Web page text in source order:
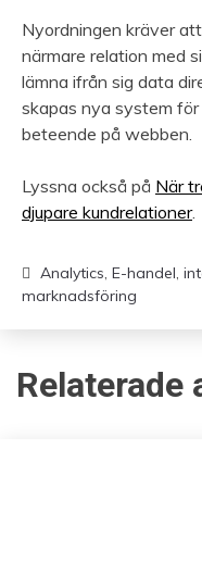
Nyordningen kräver
närmare relation med
lämna ifrån sig data
skapas nya system
beteende på webben.
Lyssna också på När
djupare kundrelationer.
Analytics, E-handel,
marknadsföring
Relaterade